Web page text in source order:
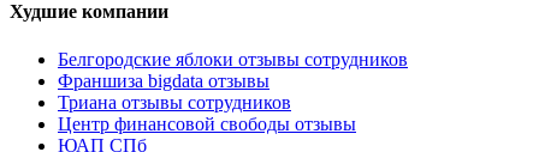
Худшие компании
Белгородские яблоки отзывы сотрудников
Франшиза bigdata отзывы
Триана отзывы сотрудников
Центр финансовой свободы отзывы
ЮАП СПб